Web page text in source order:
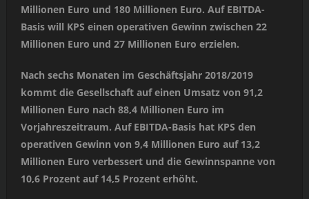
Millionen Euro und 180 Millionen Euro. Auf EBITDA-
Basis will KPS einen operativen Gewinn zwischen 22
Millionen Euro und 27 Millionen Euro erzielen.
Nach sechs Monaten im Geschäftsjahr 2018/2019
kommt die Gesellschaft auf einen Umsatz von 91,2
Millionen Euro nach 88,4 Millionen Euro im
Vorjahreszeitraum. Auf EBITDA-Basis hat KPS den
operativen Gewinn von 9,4 Millionen Euro auf 13,2
Millionen Euro verbessert und die Gewinnspanne von
10,6 Prozent auf 14,5 Prozent erhöht.